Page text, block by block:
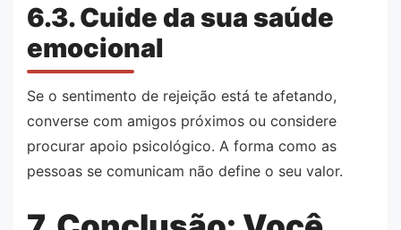
6.3. Cuide da sua saúde
emocional
Se o sentimento de rejeição está te afetando,
converse com amigos próximos ou considere
procurar apoio psicológico. A forma como as
pessoas se comunicam não define o seu valor.